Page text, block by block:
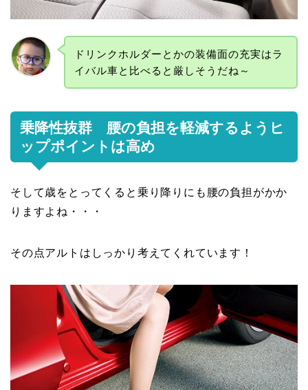
ドリンクホルダーとかの装備面の充実はラ
イバル車と比べると厳しそうだね～
乗降性抜群 腰の負担を軽減するようヒ
ップポイントは高め
そして歳をとってくると乗り降りにも腰の負担がかか
りますよね・・・
その点アルトはしっかり考えてくれています！